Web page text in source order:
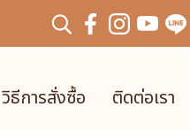
วิธีการสั่งซื้อ ติดต่อเรา